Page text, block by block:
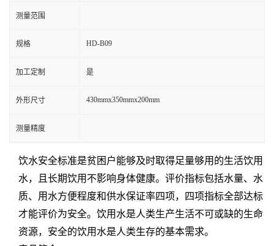
测量范围
规格 HD-B09
加工定制 是
外形尺寸 430mmx350mmx200mm
测量精度
饮水安全标准是贫困户能够及时取得足量够用的生活饮用
水，且长期饮用不影响身体健康。评价指标包括水量、水
质、用水方便程度和供水保证率四项，四项指标全部达标
才能评价为安全。饮用水是人类生产生活不可或缺的生命
资源，安全的饮用水是人类生存的基本需求。